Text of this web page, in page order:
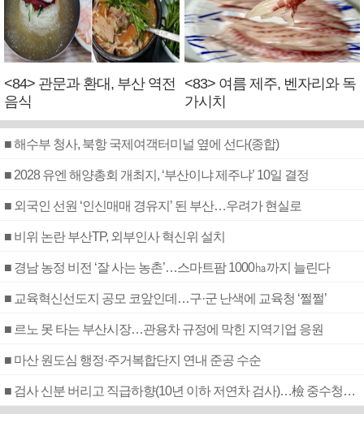
<84> 관문과 환대, 부산 역전
음식
<83> 여름 제주, 벤자리와 독
가시치
■ 해수부 청사, 북항 국제여객터미널 옆에 선다(종합)
■ 2028 유엔 해양총회 개최지, ‘부산이냐 제주냐’ 10일 결정
■ 외국인 선원 ‘인신매매 경유지’ 된 부산…우려가 현실로
■ 비위 논란 부산TP, 외부인사 혁신위 설치
■ 경남 농정 비전 ‘잘 사는 농촌’…스마트팜 1000㏊까지 늘린다
■ 교육혁신선도지 공모 코앞인데…구·군 난색에 교육청 ‘쩔쩔’
■ 르노 못 타는 부산시장…관용차 규정에 막힌 지역기업 응원
■ 마산 원도심 행정·주거복합단지 연내 준공 수순
■ 검사 신분 버리고 직급하향(10년 이하 저연차 검사)…檢 중수청행 기피